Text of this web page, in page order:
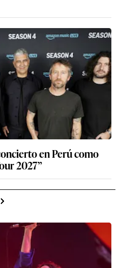
en Perú como
2027”